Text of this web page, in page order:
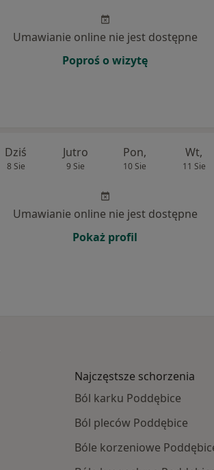
Umawianie online nie jest dostępne
Poproś o wizytę
Dziś
8 Sie
Jutro
9 Sie
Pon,
10 Sie
Wt,
11 Sie
Umawianie online nie jest dostępne
Pokaż profil
Najczęstsze schorzenia
Ból karku Poddębice
Ból pleców Poddębice
Bóle korzeniowe